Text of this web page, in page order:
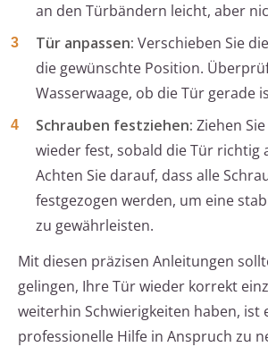
an den Türbändern leicht, aber
Tür anpassen: Verschieben Sie
die gewünschte Position.
Wasserwaage, ob die Tür gerade
Schrauben festziehen: Ziehen
wieder fest, sobald die Tür richtig
Achten Sie darauf, dass alle
festgezogen werden, um eine
zu gewährleisten.
Mit diesen präzisen Anleitungen
gelingen, Ihre Tür wieder korrekt
weiterhin Schwierigkeiten haben, ist
professionelle Hilfe in Anspruch zu